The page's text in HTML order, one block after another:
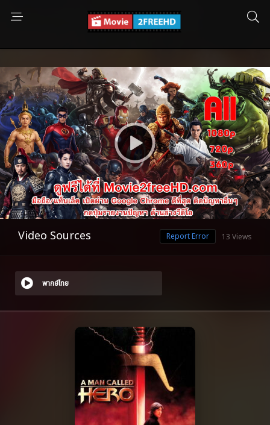
Video Sources 13 Views
Report Error
พากย์ไทย